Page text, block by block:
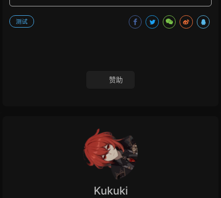
测试
赞助
Kukuki